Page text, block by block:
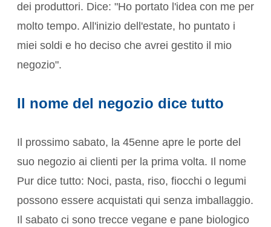
dei produttori. Dice: "Ho portato l'idea con me per
molto tempo. All'inizio dell'estate, ho puntato i
miei soldi e ho deciso che avrei gestito il mio
negozio".
Il nome del negozio dice tutto
Il prossimo sabato, la 45enne apre le porte del
suo negozio ai clienti per la prima volta. Il nome
Pur dice tutto: Noci, pasta, riso, fiocchi o legumi
possono essere acquistati qui senza imballaggio.
Il sabato ci sono trecce vegane e pane biologico